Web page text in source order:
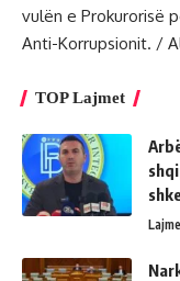
vulën e Prokurorisë
Anti-Korrupsionit. /
TOP Lajmet
Lajme